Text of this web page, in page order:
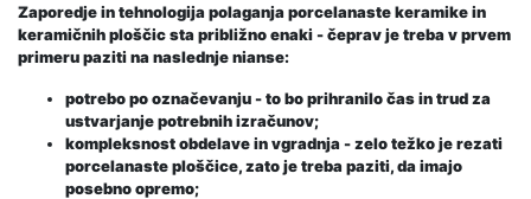
Zaporedje in tehnologija polaganja porcelanaste keramike in
keramičnih ploščic sta približno enaki - čeprav je treba v prvem
primeru paziti na naslednje nianse:
potrebo po označevanju - to bo prihranilo čas in trud za
ustvarjanje potrebnih izračunov;
kompleksnost obdelave in vgradnja - zelo težko je rezati
porcelanaste ploščice, zato je treba paziti, da imajo
posebno opremo;